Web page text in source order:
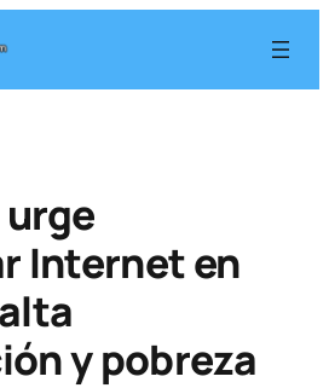
Internet en
y pobreza